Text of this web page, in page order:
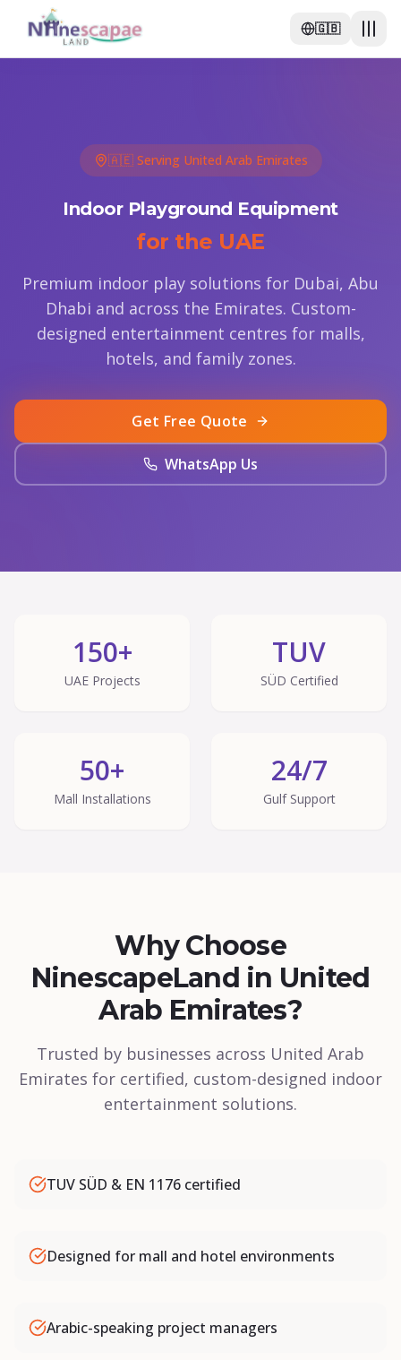
🇬🇧
🇦🇪 Serving United Arab Emirates
Indoor Playground Equipment
for the UAE
Premium indoor play solutions for Dubai, Abu
Dhabi and across the Emirates. Custom-
designed entertainment centres for malls,
hotels, and family zones.
Get Free Quote
WhatsApp Us
150+
UAE Projects
TUV
SÜD Certified
50+
Mall Installations
24/7
Gulf Support
Why Choose
NinescapeLand in United
Arab Emirates?
Trusted by businesses across United Arab
Emirates for certified, custom-designed indoor
entertainment solutions.
TUV SÜD & EN 1176 certified
Designed for mall and hotel environments
Arabic-speaking project managers